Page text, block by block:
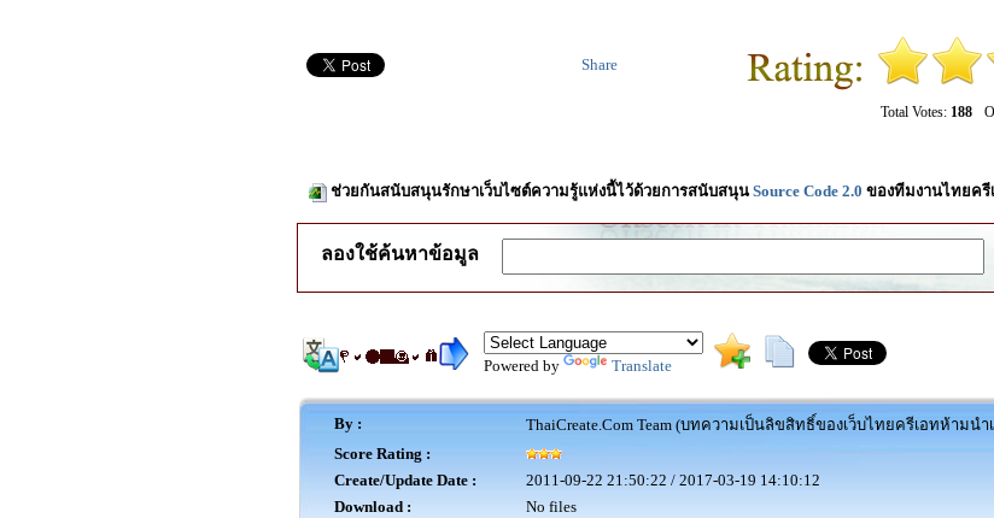
Total Votes: 188
Share
ช่วยกันสนับสนุนรักษาเว็บไซต์ความรู้แห่งนี้ไว้ด้วยการสนับสนุน Source Code 2.0 ของทีมงานไทยครี
ลองใช้ค้นหาข้อมูล
Powered by Translate
By :
ThaiCreate.Com Team (บทความเป็นลิขสิทธิ์ของเว็บไทยครีเอทห้ามน
Score Rating :
Create/Update Date :
2011-09-22 21:50:22 / 2017-03-19 14:10:12
Download :
No files